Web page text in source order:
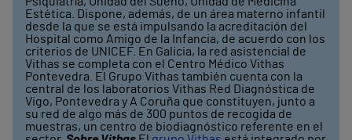
Estética. Dispone, además, de un área materno infantil
desde la que se está impulsando la acreditación del
Hospital como Amigo de la Infancia, de acuerdo con los
criterios de UNICEF. En Galicia, la red asistencial de
Vithas se completa con el Centro Médico Vithas
Pontevedra. El Grupo Vithas también cuenta con la
central de los laboratorios Vithas Red Diagnóstica de
Vigo, Pontevedra y A Coruña que constituyen, junto a
su red de algo más de 300 puntos de recogida de
muestras, un centro de biodiagnóstico referente en el